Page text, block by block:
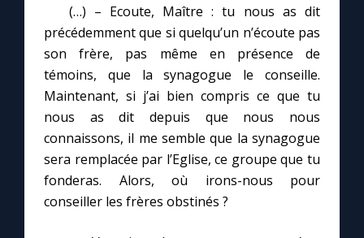
(…) – Ecoute, Maître : tu nous as dit
précédemment que si quelqu’un n’écoute pas
son frère, pas même en présence de
témoins, que la synagogue le conseille.
Maintenant, si j’ai bien compris ce que tu
nous as dit depuis que nous nous
connaissons, il me semble que la synagogue
sera remplacée par l’Eglise, ce groupe que tu
fonderas. Alors, où irons-nous pour
conseiller les frères obstinés ?